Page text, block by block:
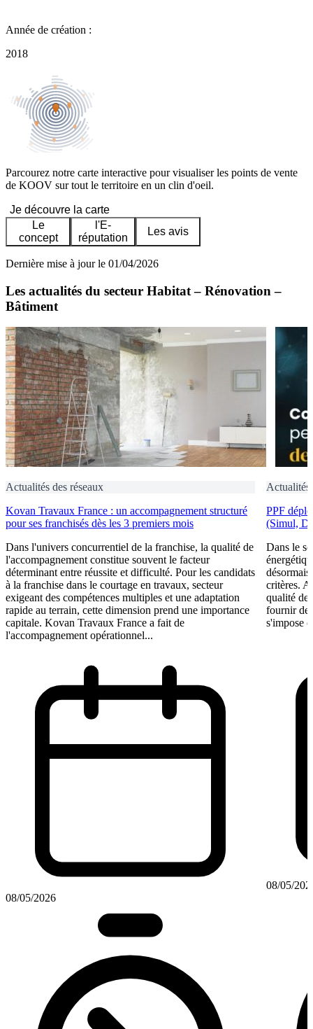
Année de création :
2018
Parcourez notre carte interactive pour visualiser les points de vente
de KOOV sur tout le territoire en un clin d'oeil.
Je découvre la carte
Le
concept
l'E-
réputation
Les avis
Dernière mise à jour le 01/04/2026
Les actualités du secteur Habitat – Rénovation –
Bâtiment
Actualités des réseaux
Kovan Travaux France : un accompagnement structuré
pour ses franchisés dès les 3 premiers mois
Dans l'univers concurrentiel de la franchise, la qualité de
l'accompagnement constitue souvent le facteur
déterminant entre réussite et difficulté. Pour les candidats
à la franchise dans le courtage en travaux, secteur
exigeant des compétences multiples et une adaptation
rapide au terrain, cette dimension prend une importance
capitale. Kovan Travaux France a fait de
l'accompagnement opérationnel...
08/05/2026
Actualités
PPF
(Simul,
Dans le
critères.
qualité de
fournir
s'impose
08/05/